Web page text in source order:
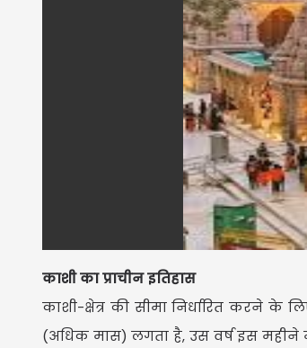
काशी का प्राचीन इतिहास
काशी-क्षेत्र की सीमा निर्धारित करने के
(अधिक मास) लगता है, उस वर्ष इस महीने